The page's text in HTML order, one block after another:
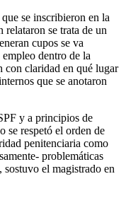
se inscribieron en la
relataron se trata de un
cupos se va
dentro de la
con claridad en qué lugar
que se anotaron
y a principios de
se respetó el orden de
penitenciaria como
problemáticas
el magistrado en